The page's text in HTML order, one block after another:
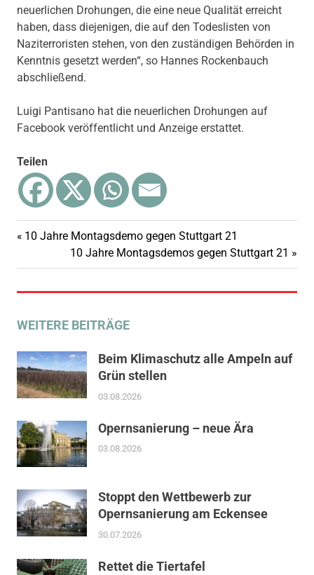
neuerlichen Drohungen, die eine neue Qualität erreicht
haben, dass diejenigen, die auf den Todeslisten von
Naziterroristen stehen, von den zuständigen Behörden in
Kenntnis gesetzt werden“, so Hannes Rockenbauch
abschließend.
Luigi Pantisano hat die neuerlichen Drohungen auf
Facebook veröffentlicht und Anzeige erstattet.
Teilen
Beitragsnavigation
Vorheriger
10 Jahre Montagsdemo gegen Stuttgart 21
Nächster
Beitrag:
10 Jahre Montagsdemos gegen Stuttgart 21
WEITERE BEITRÄGE
Beim Klimaschutz alle Ampeln auf
Grün stellen
03.08.2026
Opernsanierung – neue Ära
03.08.2026
Stoppt den Wettbewerb zur
Opernsanierung am Eckensee
30.07.2026
Rettet die Tiertafel